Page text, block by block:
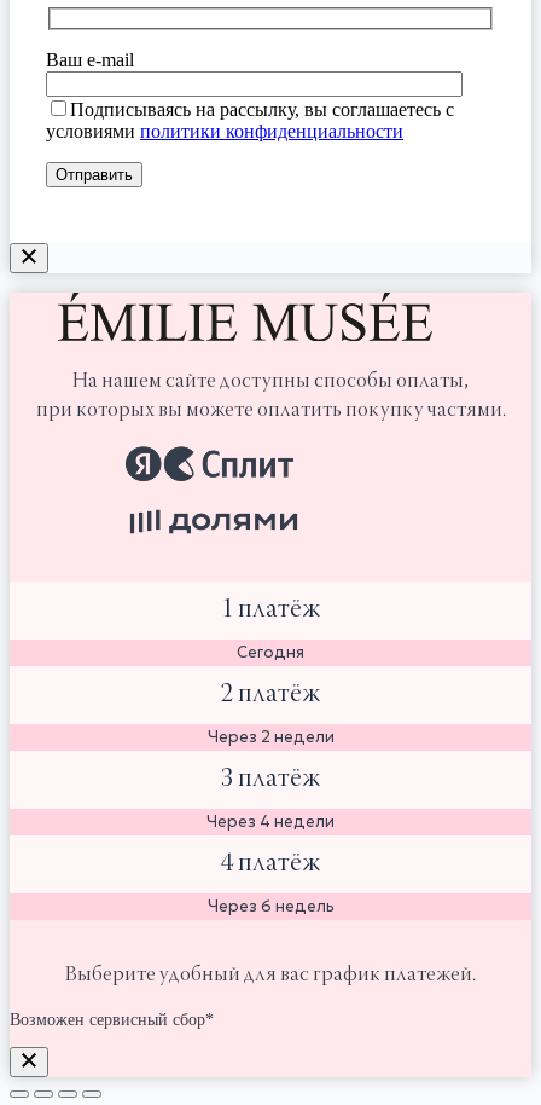
Ваш e-mail
Подписываясь на рассылку, вы соглашаетесь с
условиями политики конфиденциальности
На нашем сайте доступны способы оплаты,
при которых вы можете оплатить покупку частями.
1 платёж
Сегодня
2 платёж
Через 2 недели
3 платёж
Через 4 недели
4 платёж
Через 6 недель
Выберите удобный для вас график платежей.
Возможен сервисный сбор*